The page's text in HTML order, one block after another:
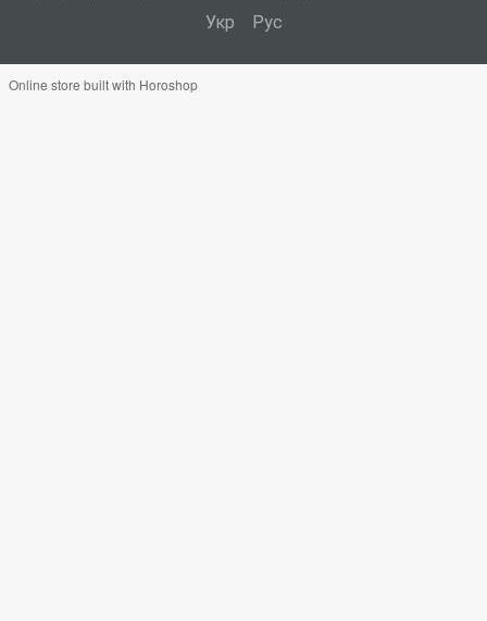
Укр Рус
Online store built with Horoshop